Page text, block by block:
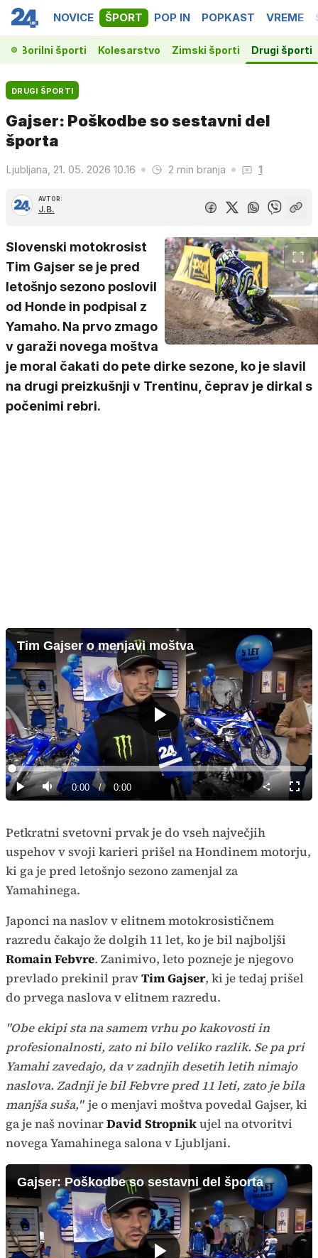
NOVICE ŠPORT POP IN POPKAST VREME
Borilni športi Kolesarstvo Zimski športi Drugi športi
DRUGI ŠPORTI
Gajser: Poškodbe so sestavni del
športa
Ljubljana, 21. 05. 2026 10.16 2 min branja 1
AVTOR:
J.B.
Slovenski motokrosist
Tim Gajser se je pred
letošnjo sezono poslovil
od Honde in podpisal z
Yamaho. Na prvo zmago
v garaži novega moštva
je moral čakati do pete dirke sezone, ko je slavil
na drugi preizkušnji v Trentinu, čeprav je dirkal s
počenimi rebri.
Tim Gajser o menjavi moštva
Predvajaj
Predvajaj
Tiho Current
0:00 / Duration
0:00
Loaded:
0%
način
Petkratni svetovni prvak je do vseh največjih
uspehov v svoji karieri prišel na Hondinem motorju,
ki ga je pred letošnjo sezono zamenjal za
Yamahinega.
Japonci na naslov v elitnem motokrosističnem
razredu čakajo že dolgih 11 let, ko je bil najboljši
Romain Febvre. Zanimivo, leto pozneje je njegovo
prevlado prekinil pravTim Gajser, ki je tedaj prišel
do prvega naslova v elitnem razredu.
"Obe ekipi sta na samem vrhu po kakovosti in
profesionalnosti, zato ni bilo veliko razlik. Se pa pri
Yamahi zavedajo, da v zadnjih desetih letih nimajo
naslova. Zadnji je bil Febvre pred 11 leti, zato je bila
manjša suša," je o menjavi moštva povedal Gajser, ki
ga je naš novinarDavid Stropnikujel na otvoritvi
novega Yamahinega salona v Ljubljani.
Gajser: Poškodbe so sestavni del športa